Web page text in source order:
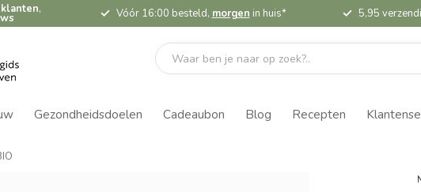
, Vóór 16:00 besteld, morgen in huis* 5,95
Gezondheidsdoelen Cadeaubon Blog Recepten